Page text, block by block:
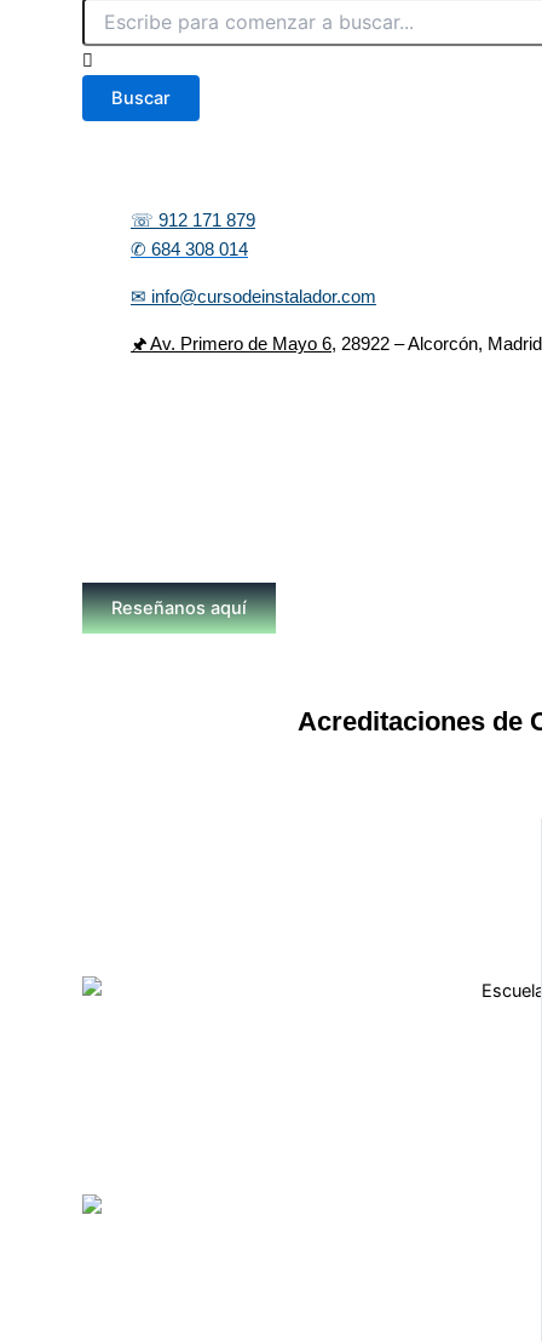
Buscar
☏ 912 171 879
✆ 684 308 014
✉ info@cursodeinstalador.com
🖈 Av. Primero de Mayo 6, 28922 – Alcorcón,
Reseñanos aquí
Acreditaciones de